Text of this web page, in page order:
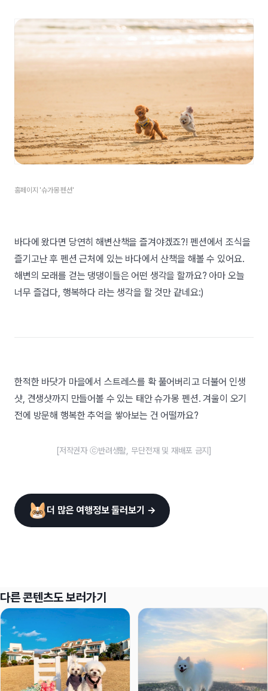
홈페이지 '슈가몽 펜션'
바다에 왔다면 당연히 해변산책을 즐겨야겠죠?! 펜션에서 조식을
즐기고난 후 펜션 근처에 있는 바다에서 산책을 해볼 수 있어요.
해변의 모래를 걷는 댕댕이들은 어떤 생각을 할까요? 아마 오늘
너무 즐겁다, 행복하다 라는 생각을 할 것만 같네요:)
한적한 바닷가 마을에서 스트레스를 확 풀어버리고 더불어 인생
샷, 견생샷까지 만들어볼 수 있는 태안 슈가몽 펜션. 겨울이 오기
전에 방문해 행복한 추억을 쌓아보는 건 어떨까요?
[저작권자 ⓒ반려생활, 무단전재 및 재배포 금지]
더 많은 여행정보 둘러보기 →
다른 콘텐츠도 보러가기